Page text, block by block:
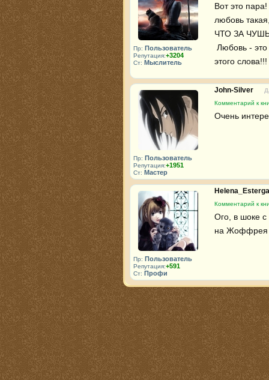
Пр: Пользователь
Репутация:+3204
Ст: Мыслитель
Вот это
любовь
ЧТО ЗА
этого слова!!!
Пр: Пользователь
Репутация:+1951
Ст: Мастер
John-Silver
Комментарий к
Очень
Пр: Пользователь
Репутация:+591
Ст: Профи
Комментарий к
Ого, в шоке с
на Жоффрея